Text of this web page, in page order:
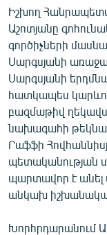
Իշխող
Աշոտյանը
գործիչների
Սարգսյանի
Սարգսյանի
հատկապես
բազմաթիվ
նախագահի
Րաֆֆի
պետականության
պարտավոր է
անկախ
Խորհրդարանում